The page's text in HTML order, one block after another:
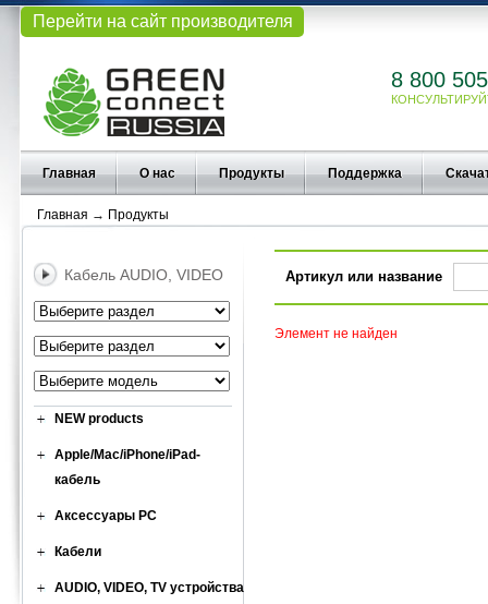
Перейти на сайт производителя
8 800
Главная О нас Продукты Поддержка
Главная → Продукты
Кабель AUDIO, VIDEO
NEW products
Apple/Mac/iPhone/iPad-
кабель
Аксессуары PC
Кабели
AUDIO, VIDEO, TV устройства
Артикул или название
Элемент не найден